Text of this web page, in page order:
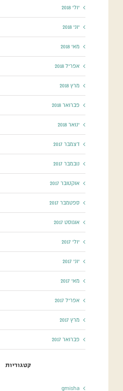
יולי 2018
יוני 2018
מאי 2018
אפריל 2018
מרץ 2018
פברואר 2018
ינואר 2018
דצמבר 2017
נובמבר 2017
אוקטובר 2017
ספטמבר 2017
אוגוסט 2017
יולי 2017
יוני 2017
מאי 2017
אפריל 2017
מרץ 2017
פברואר 2017
קטגוריות
gmisha